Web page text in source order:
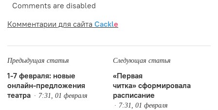
Comments are disabled
Комментарии для сайта Cackle
Предыдущая статья
1-7 февраля: новые
онлайн-предложения
театра
7:31, 01 февраля
Следующая статья
«Первая
читка» сформировала
расписание
7:31, 01 февраля